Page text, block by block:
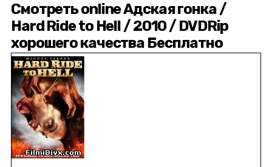
Смотреть online Адская гонка /
Hard Ride to Hell / 2010 / DVDRip
хорошего качества Бесплатно